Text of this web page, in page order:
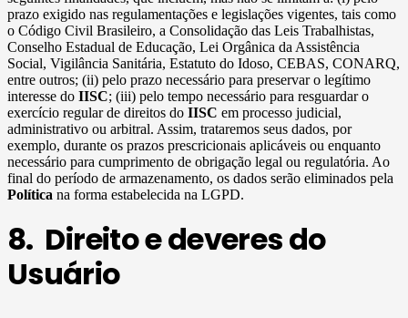
prazo exigido nas regulamentações e legislações vigentes, tais como
o Código Civil Brasileiro, a Consolidação das Leis Trabalhistas,
Conselho Estadual de Educação, Lei Orgânica da Assistência
Social, Vigilância Sanitária, Estatuto do Idoso, CEBAS, CONARQ,
entre outros; (ii) pelo prazo necessário para preservar o legítimo
interesse do IISC; (iii) pelo tempo necessário para resguardar o
exercício regular de direitos do IISC em processo judicial,
administrativo ou arbitral. Assim, trataremos seus dados, por
exemplo, durante os prazos prescricionais aplicáveis ou enquanto
necessário para cumprimento de obrigação legal ou regulatória. Ao
final do período de armazenamento, os dados serão eliminados pela
Política na forma estabelecida na LGPD.
8. Direito e deveres do
Usuário